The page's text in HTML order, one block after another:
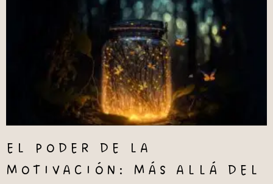
EL PODER DE LA
MOTIVACIÓN: MÁS ALLÁ DEL